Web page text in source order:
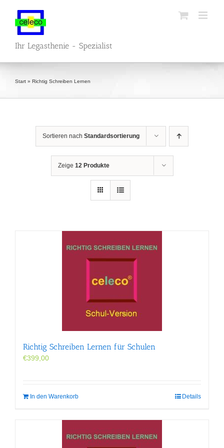
springen
Ihr Legasthenie - Spezialist
Start » Richtig Schreiben Lernen
Sortieren nach Standardsortierung
Zeige 12 Produkte
Richtig Schreiben Lernen für Schulen
€399,00
In den Warenkorb Details